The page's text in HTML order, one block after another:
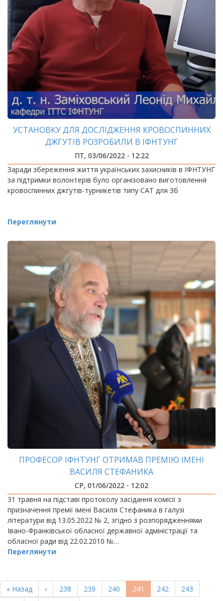
УСТАНОВКУ ДЛЯ ДОСЛІДЖЕННЯ КРОВОСПИННИХ
ДЖГУТІВ РОЗРОБИЛИ В ІФНТУНГ
ПТ, 03/06/2022 - 12:22
Заради збереження життя українських захисників в ІФНТУНГ
за підтримки волонтерів було організовано виготовлення
кровоспинних джгутів-турникетів типу CAT для Зб
Переглянути
ПРОФЕСОР ІФНТУНГ ОТРИМАВ ПРЕМІЮ ІМЕНІ
ВАСИЛЯ СТЕФАНИКА
СР, 01/06/2022 - 12:02
31 травня на підставі протоколу засідання комісії з
призначення премії імені Василя Стефаника в галузі
літератури від 13.05.2022 № 2, згідно з розпорядженнями
Івано-Франківської обласної державної адміністрації та
обласної ради від 22.02.2010 №…
Переглянути
НА
СТОРІНКИ
Перша
сторінка
« Назад
Попередня
сторінка
‹ Page
238 Page
239 Page
240
Поточна
сторінка
241 Page
242 Page
243